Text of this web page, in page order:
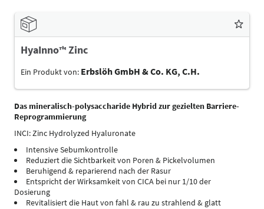
HyaInno™ Zinc
Ein Produkt von: Erbslöh GmbH & Co. KG, C.H.
Das mineralisch-polysaccharide Hybrid zur gezielten Barriere-
Reprogrammierung
INCI: Zinc Hydrolyzed Hyaluronate
Intensive Sebumkontrolle
Reduziert die Sichtbarkeit von Poren & Pickelvolumen
Beruhigend & reparierend nach der Rasur
Entspricht der Wirksamkeit von CICA bei nur 1/10 der
Dosierung
Revitalisiert die Haut von fahl & rau zu strahlend & glatt